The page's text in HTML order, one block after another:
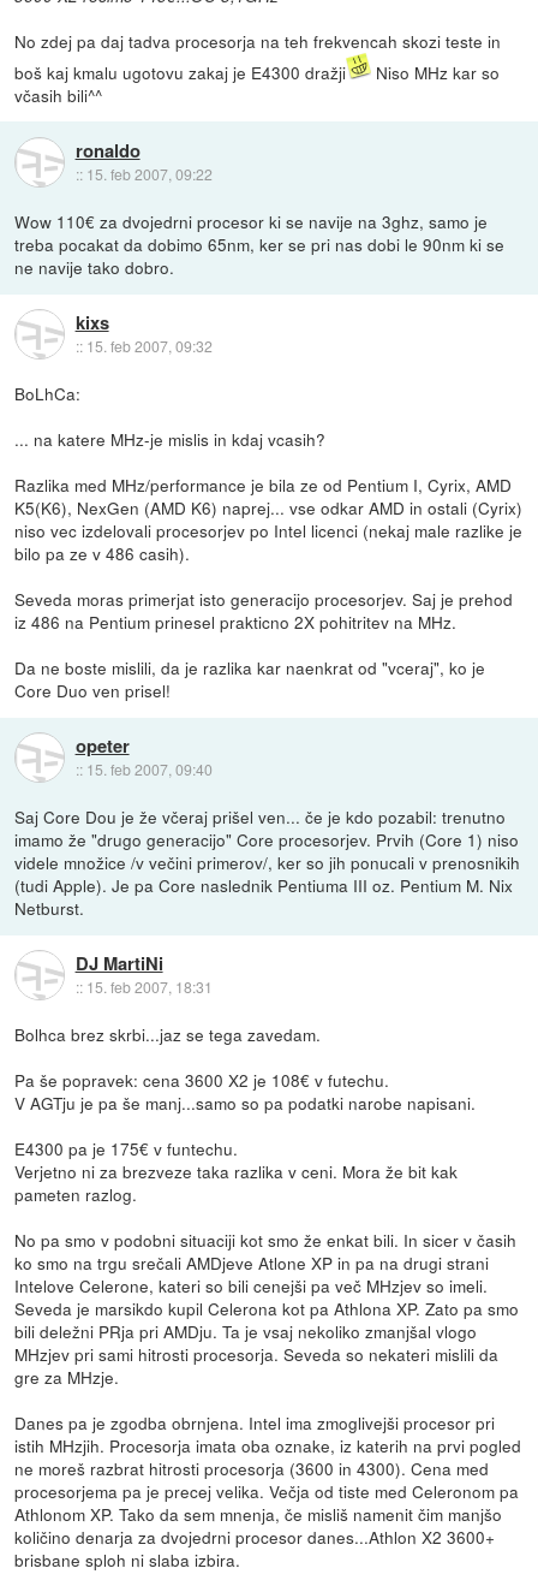
No zdej pa daj tadva procesorja na teh frekvencah skozi teste in
boš kaj kmalu ugotovu zakaj je E4300 dražji
Niso MHz kar so
včasih bili^^
ronaldo
:: 15. feb 2007, 09:22
Wow 110€ za dvojedrni procesor ki se navije na 3ghz, samo je
treba pocakat da dobimo 65nm, ker se pri nas dobi le 90nm ki se
ne navije tako dobro.
kixs
:: 15. feb 2007, 09:32
BoLhCa:
... na katere MHz-je mislis in kdaj vcasih?
Razlika med MHz/performance je bila ze od Pentium I, Cyrix, AMD
K5(K6), NexGen (AMD K6) naprej... vse odkar AMD in ostali (Cyrix)
niso vec izdelovali procesorjev po Intel licenci (nekaj male razlike je
bilo pa ze v 486 casih).
Seveda moras primerjat isto generacijo procesorjev. Saj je prehod
iz 486 na Pentium prinesel prakticno 2X pohitritev na MHz.
Da ne boste mislili, da je razlika kar naenkrat od "vceraj", ko je
Core Duo ven prisel!
opeter
:: 15. feb 2007, 09:40
Saj Core Dou je že včeraj prišel ven... če je kdo pozabil: trenutno
imamo že "drugo generacijo" Core procesorjev. Prvih (Core 1) niso
videle množice /v večini primerov/, ker so jih ponucali v prenosnikih
(tudi Apple). Je pa Core naslednik Pentiuma III oz. Pentium M. Nix
Netburst.
DJ MartiNi
:: 15. feb 2007, 18:31
Bolhca brez skrbi...jaz se tega zavedam.
Pa še popravek: cena 3600 X2 je 108€ v futechu.
V AGTju je pa še manj...samo so pa podatki narobe napisani.
E4300 pa je 175€ v funtechu.
Verjetno ni za brezveze taka razlika v ceni. Mora že bit kak
pameten razlog.
No pa smo v podobni situaciji kot smo že enkat bili. In sicer v časih
ko smo na trgu srečali AMDjeve Atlone XP in pa na drugi strani
Intelove Celerone, kateri so bili cenejši pa več MHzjev so imeli.
Seveda je marsikdo kupil Celerona kot pa Athlona XP. Zato pa smo
bili deležni PRja pri AMDju. Ta je vsaj nekoliko zmanjšal vlogo
MHzjev pri sami hitrosti procesorja. Seveda so nekateri mislili da
gre za MHzje.
Danes pa je zgodba obrnjena. Intel ima zmoglivejši procesor pri
istih MHzjih. Procesorja imata oba oznake, iz katerih na prvi pogled
ne moreš razbrat hitrosti procesorja (3600 in 4300). Cena med
procesorjema pa je precej velika. Večja od tiste med Celeronom pa
Athlonom XP. Tako da sem mnenja, če misliš namenit čim manjšo
količino denarja za dvojedrni procesor danes...Athlon X2 3600+
brisbane sploh ni slaba izbira.